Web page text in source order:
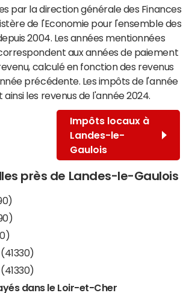
par la direction générale des Finances
de l'Economie pour l'ensemble des
2004. Les années mentionnées
aux années de paiement
calculé en fonction des revenus
précédente. Les impôts de l'année
les revenus de l'année 2024.
Impôts locaux à
Landes-le-
Gaulois
près de Landes-le-Gaulois
dans le Loir-et-Cher